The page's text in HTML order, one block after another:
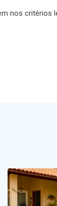
nos critérios